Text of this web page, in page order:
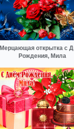
Мерцающая открытка с
Рождения, Мила